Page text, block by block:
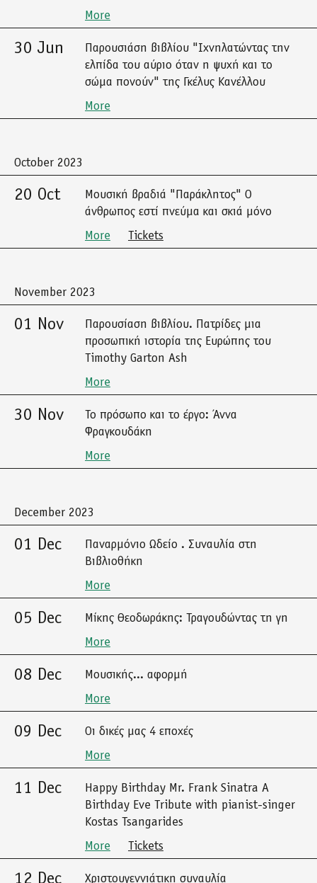
More
30 Jun
Παρουσιάση βιβλίου "Ιχνηλατώντας την
ελπίδα του αύριο όταν η ψυχή και το
σώμα πονούν" της Γκέλυς Κανέλλου
More
October 2023
20 Oct
Μουσική βραδιά "Παράκλητος" Ο
άνθρωπος εστί πνεύμα και σκιά μόνο
More
Tickets
November 2023
01 Nov
Παρουσίαση βιβλίου. Πατρίδες μια
προσωπική ιστορία της Ευρώπης του
Timothy Garton Ash
More
30 Nov
Το πρόσωπο και το έργο: Άννα
Φραγκουδάκη
More
December 2023
01 Dec
Παναρμόνιο Ωδείο . Συναυλία στη
Βιβλιοθήκη
More
05 Dec
Μίκης Θεοδωράκης: Τραγουδώντας τη γη
More
08 Dec
Μουσικής... αφορμή
More
09 Dec
Οι δικές μας 4 εποχές
More
11 Dec
Happy Birthday Mr. Frank Sinatra A
Birthday Eve Tribute with pianist-singer
Kostas Tsangarides
More
Tickets
12 Dec
Χριστουγεννιάτικη συναυλία